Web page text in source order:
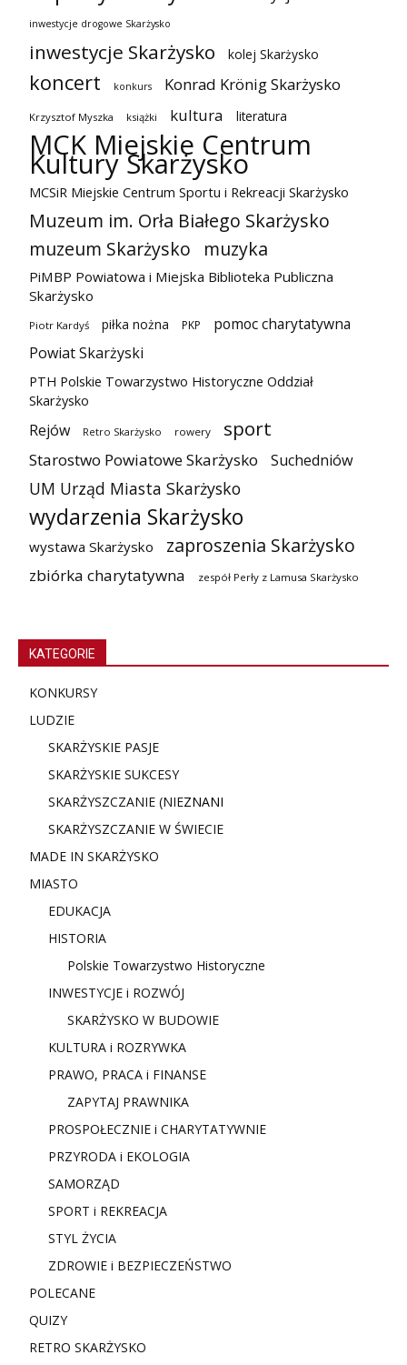
inwestycje drogowe Skarżysko
inwestycje Skarżysko kolej Skarżysko
koncert konkurs Konrad Krönig Skarżysko
Krzysztof Myszka książki kultura literatura
MCK Miejskie Centrum
Kultury Skarżysko
MCSiR Miejskie Centrum Sportu i Rekreacji Skarżysko
Muzeum im. Orła Białego Skarżysko
muzeum Skarżysko
muzyka
PiMBP Powiatowa i Miejska Biblioteka Publiczna
Skarżysko
Piotr Kardyś piłka nożna PKP
pomoc charytatywna
Powiat Skarżyski
PTH Polskie Towarzystwo Historyczne Oddział
Skarżysko
Rejów Retro Skarżysko rowery sport
Starostwo Powiatowe Skarżysko Suchedniów
UM Urząd Miasta Skarżysko
wydarzenia Skarżysko
wystawa Skarżysko zaproszenia Skarżysko
zbiórka charytatywna zespół Perły z Lamusa Skarżysko
KATEGORIE
KONKURSY
LUDZIE
SKARŻYSKIE PASJE
SKARŻYSKIE SUKCESY
SKARŻYSZCZANIE (NIEZNANI
SKARŻYSZCZANIE W ŚWIECIE
MADE IN SKARŻYSKO
MIASTO
EDUKACJA
HISTORIA
Polskie Towarzystwo Historyczne
INWESTYCJE i ROZWÓJ
SKARŻYSKO W BUDOWIE
KULTURA i ROZRYWKA
PRAWO, PRACA i FINANSE
ZAPYTAJ PRAWNIKA
PROSPOŁECZNIE i CHARYTATYWNIE
PRZYRODA i EKOLOGIA
SAMORZĄD
SPORT i REKREACJA
STYL ŻYCIA
ZDROWIE i BEZPIECZEŃSTWO
POLECANE
QUIZY
RETRO SKARŻYSKO